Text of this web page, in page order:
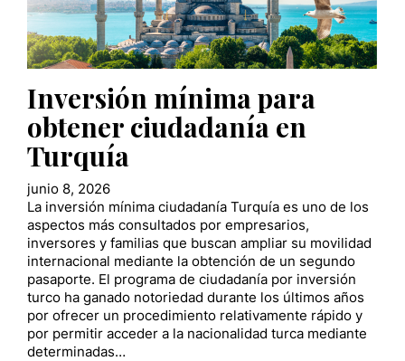
Inversión mínima para
obtener ciudadanía en
Turquía
junio 8, 2026
La inversión mínima ciudadanía Turquía es uno de los
aspectos más consultados por empresarios,
inversores y familias que buscan ampliar su movilidad
internacional mediante la obtención de un segundo
pasaporte. El programa de ciudadanía por inversión
turco ha ganado notoriedad durante los últimos años
por ofrecer un procedimiento relativamente rápido y
por permitir acceder a la nacionalidad turca mediante
determinadas…